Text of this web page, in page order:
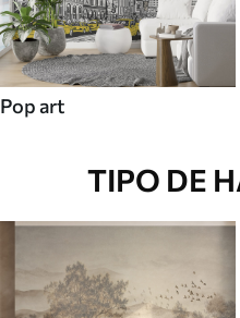
Pop art
TIPO DE